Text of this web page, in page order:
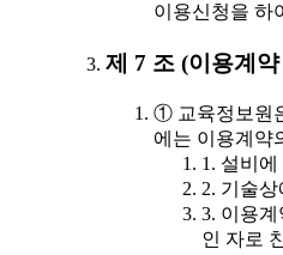
이용신청을 하
제 7 조 (이용계
① 교육정보원
에는 이용계약
1. 설비
2. 기술
3. 이용
인 자로